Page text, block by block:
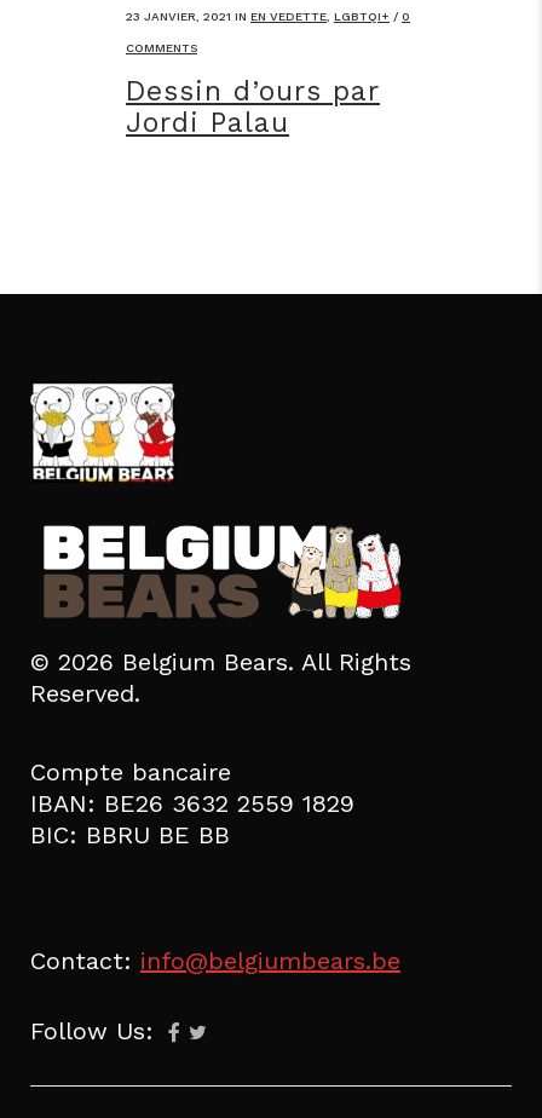
23 JANVIER, 2021 IN EN VEDETTE, LGBTQI+ / 0
COMMENTS
Dessin d’ours par
Jordi Palau
© 2026 Belgium Bears. All Rights
Reserved.
Compte bancaire
IBAN: BE26 3632 2559 1829
BIC: BBRU BE BB
Contact: info@belgiumbears.be
Follow Us: